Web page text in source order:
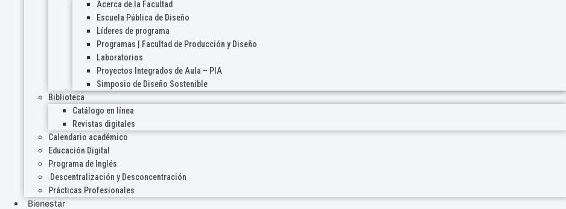
Acerca de la Facultad
Escuela Pública de Diseño
Líderes de programa
Programas | Facultad de Producción y Diseño
Laboratorios
Proyectos Integrados de Aula – PIA
Simposio de Diseño Sostenible
Biblioteca
Catálogo en línea
Revistas digitales
Calendario académico
Educación Digital
Programa de Inglés
Descentralización y Desconcentración
Prácticas Profesionales
Bienestar